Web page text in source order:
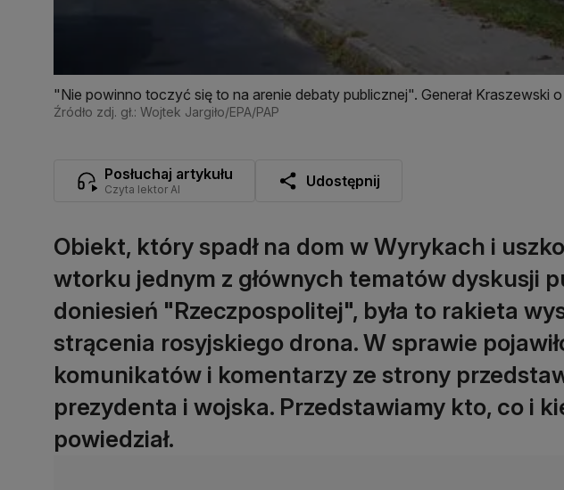
"Nie powinno toczyć się to na arenie debaty publicznej". Generał Kraszewski
Źródło zdj. gł.: Wojtek Jargiło/EPA/PAP
Posłuchaj artykułu
Czyta lektor AI Udostępnij
Obiekt, który spadł na dom w Wyrykach i
wtorku jednym z głównych tematów dyskusji
doniesień "Rzeczpospolitej", była to rakieta
strącenia rosyjskiego drona. W sprawie
komunikatów i komentarzy ze strony
prezydenta i wojska. Przedstawiamy kto, co i
powiedział.